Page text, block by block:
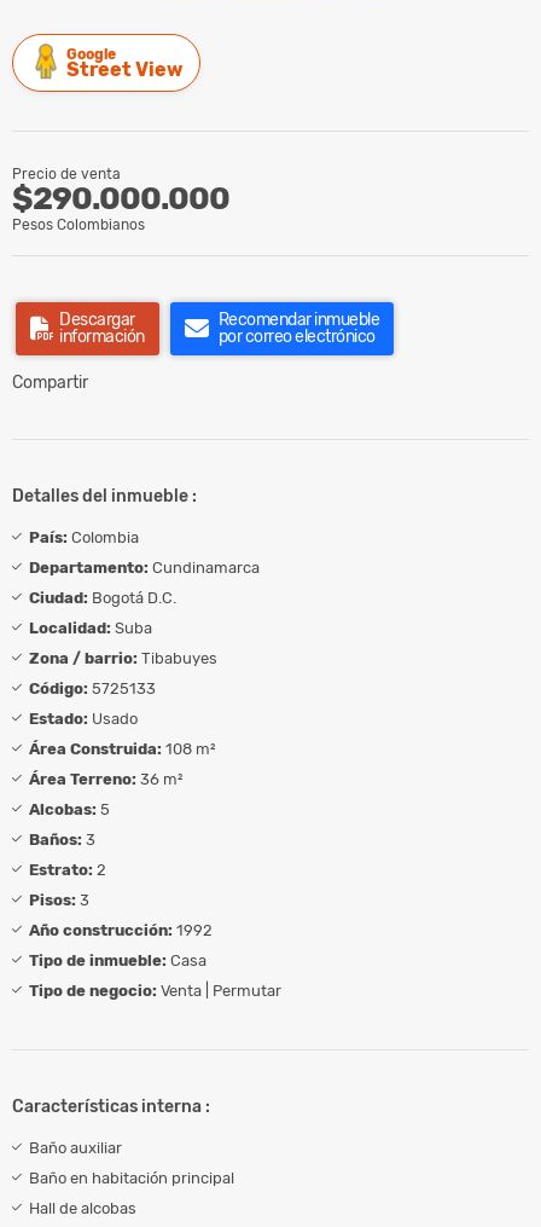
Google
Street View
Precio de venta
$290.000.000
Pesos Colombianos
Descargar
información
Recomendar inmueble
por correo electrónico
Compartir
Detalles del inmueble :
País: Colombia
Departamento: Cundinamarca
Ciudad: Bogotá D.C.
Localidad: Suba
Zona / barrio: Tibabuyes
Código: 5725133
Estado: Usado
Área Construida: 108 m²
Área Terreno: 36 m²
Alcobas: 5
Baños: 3
Estrato: 2
Pisos: 3
Año construcción: 1992
Tipo de inmueble: Casa
Tipo de negocio: Venta | Permutar
Características interna :
Baño auxiliar
Baño en habitación principal
Hall de alcobas